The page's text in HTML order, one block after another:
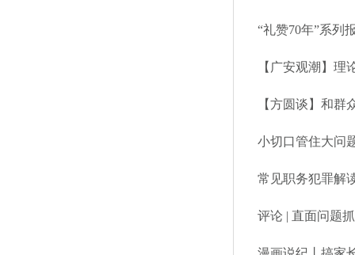
“礼赞70年”系列
【广安观潮】理
【方圆谈】和群
小切口管住大问
常见职务犯罪解
评论 | 直面问题